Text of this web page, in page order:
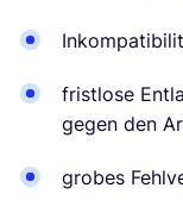
fristlose
gegen den
grobes